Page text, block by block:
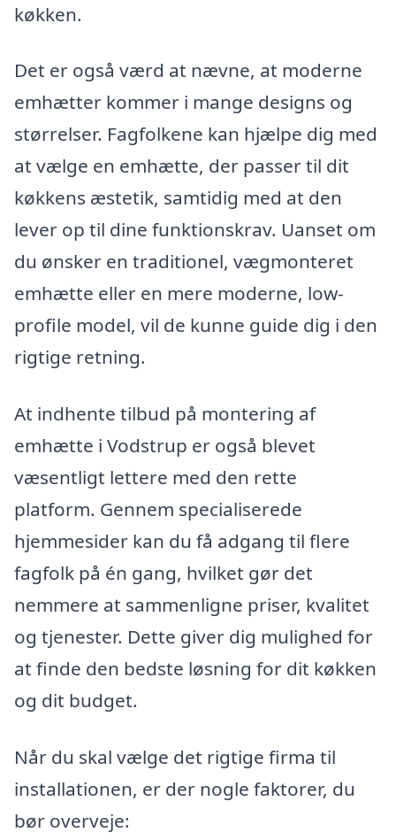
køkken.
Det er også værd at nævne, at moderne
emhætter kommer i mange designs og
størrelser. Fagfolkene kan hjælpe dig med
at vælge en emhætte, der passer til dit
køkkens æstetik, samtidig med at den
lever op til dine funktionskrav. Uanset om
du ønsker en traditionel, vægmonteret
emhætte eller en mere moderne, low-
profile model, vil de kunne guide dig i den
rigtige retning.
At indhente tilbud på montering af
emhætte i Vodstrup er også blevet
væsentligt lettere med den rette
platform. Gennem specialiserede
hjemmesider kan du få adgang til flere
fagfolk på én gang, hvilket gør det
nemmere at sammenligne priser, kvalitet
og tjenester. Dette giver dig mulighed for
at finde den bedste løsning for dit køkken
og dit budget.
Når du skal vælge det rigtige firma til
installationen, er der nogle faktorer, du
bør overveje: